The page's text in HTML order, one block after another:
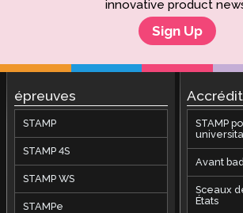
innovative product
Sign Up
épreuves
STAMP
STAMP 4S
STAMP WS
STAMPe
STAMP
Avant
Sceaux
États